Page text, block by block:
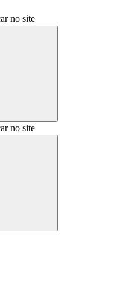
no site
no site